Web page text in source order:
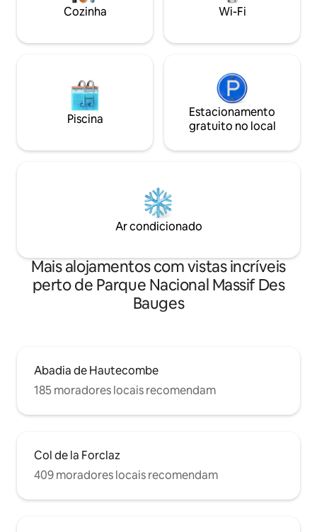
Cozinha Wi-Fi
Piscina
Estacionamento
gratuito no local
Ar condicionado
Mais alojamentos com vistas incríveis
perto de Parque Nacional Massif Des
Bauges
Abadia de Hautecombe
185 moradores locais recomendam
Col de la Forclaz
409 moradores locais recomendam